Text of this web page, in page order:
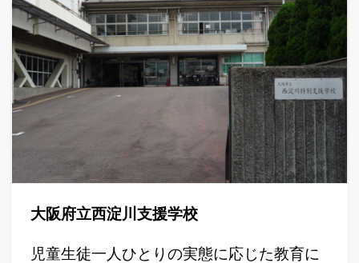
大阪府立西淀川支援学校
児童生徒一人ひとりの実態に応じた教育に